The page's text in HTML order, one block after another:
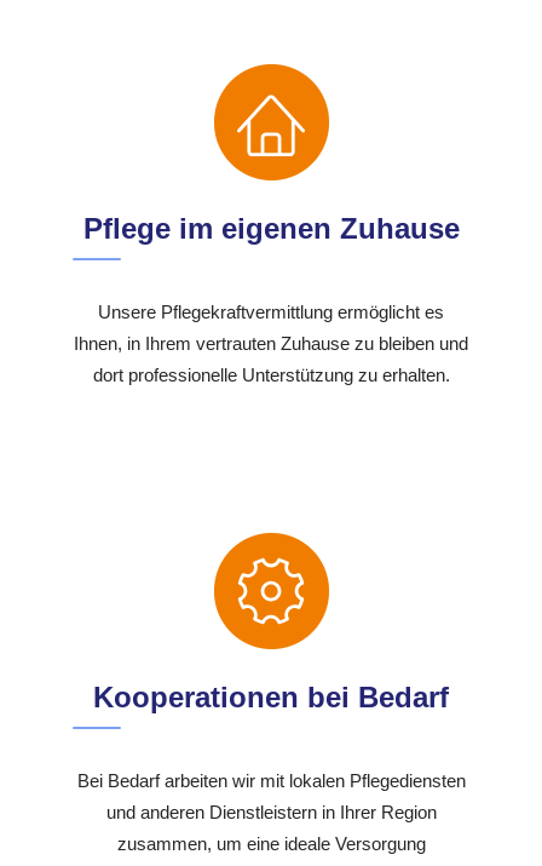
Pflege im eigenen Zuhause
Unsere Pflegekraftvermittlung ermöglicht es
Ihnen, in Ihrem vertrauten Zuhause zu bleiben und
dort professionelle Unterstützung zu erhalten.
Kooperationen bei Bedarf
Bei Bedarf arbeiten wir mit lokalen Pflegediensten
und anderen Dienstleistern in Ihrer Region
zusammen, um eine ideale Versorgung